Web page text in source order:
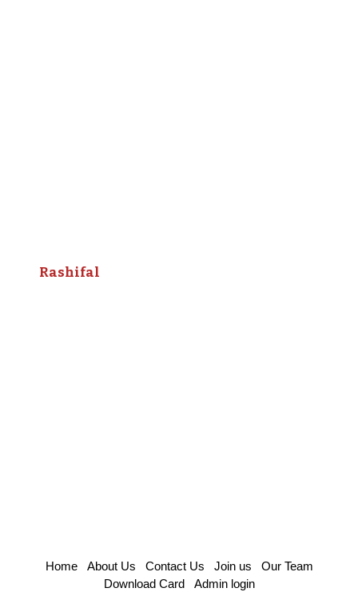
Rashifal
Home About Us Contact Us Join us
Our Team
Download Card
Admin login